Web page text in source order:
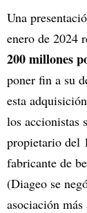
Una
enero de 2024
200 millones
poner fin a su
esta
los accionistas
propietario del
fabricante de
(Diageo se
asociación